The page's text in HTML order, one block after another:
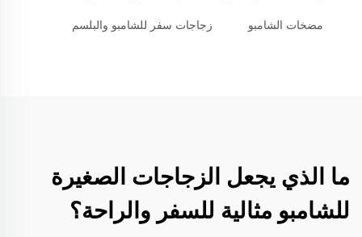
مضخات الشامبو زجاجات سفر للشامبو والبلسم
ما الذي يجعل الزجاجات الصغيرة
للشامبو مثالية للسفر والراحة؟